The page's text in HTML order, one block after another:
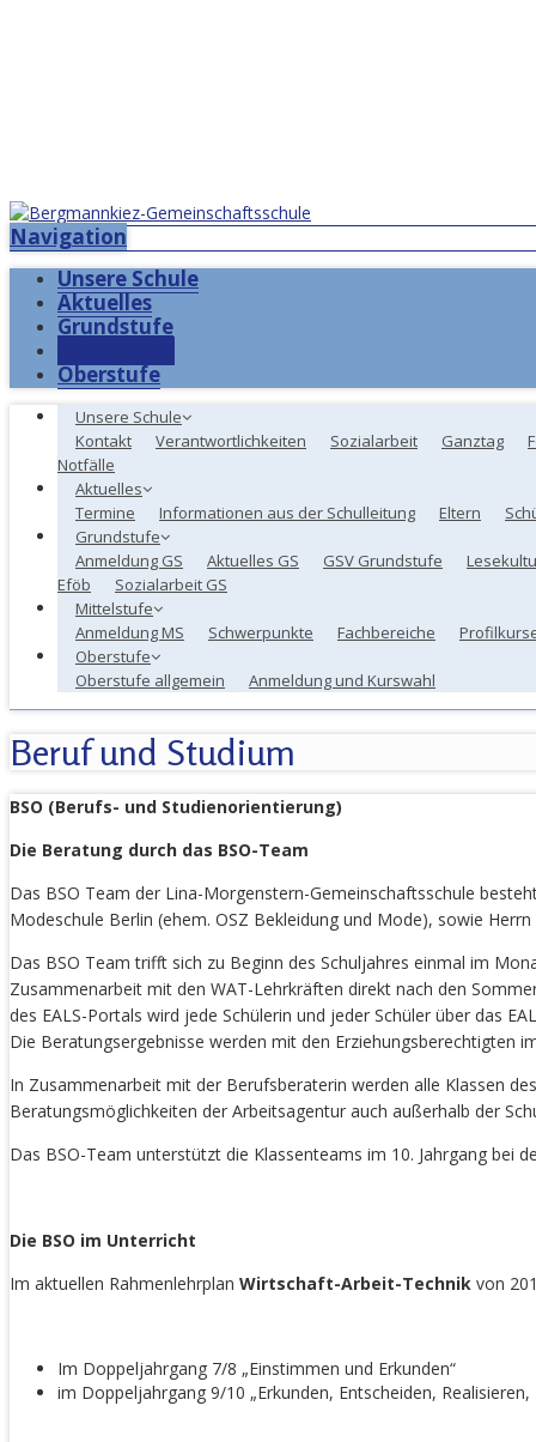
Navigation
Unsere Schule
Aktuelles
Grundstufe
Oberstufe
Unsere Schule
Kontakt
Verantwortlichkeiten Sozialarbeit Ganztag
Notfälle
Aktuelles
Termine
Informationen aus der Schulleitung Eltern
Grundstufe
Anmeldung GS
Aktuelles GS GSV Grundstufe
Eföb
Sozialarbeit GS
Mittelstufe
Anmeldung MS
Schwerpunkte Fachbereiche
Oberstufe
Oberstufe allgemein
Anmeldung und Kurswahl
Beruf und Studium
BSO (Berufs- und Studienorientierung)
Die Beratung durch das BSO-Team
Das BSO Team der Lina-Morgenstern-Gemeinschaftsschule
Modeschule Berlin (ehem. OSZ Bekleidung und Mode), sowie
Das BSO Team trifft sich zu Beginn des Schuljahres einmal im
Zusammenarbeit mit den WAT-Lehrkräften direkt nach den
des EALS-Portals wird jede Schülerin und jeder Schüler über das
Die Beratungsergebnisse werden mit den Erziehungsberechtigten
In Zusammenarbeit mit der Berufsberaterin werden alle Klassen
Beratungsmöglichkeiten der Arbeitsagentur auch außerhalb der
Das BSO-Team unterstützt die Klassenteams im 10. Jahrgang bei
Die BSO im Unterricht
Im aktuellen Rahmenlehrplan Wirtschaft-Arbeit-Technik von
Im Doppeljahrgang 7/8 „Einstimmen und Erkunden“
im Doppeljahrgang 9/10 „Erkunden, Entscheiden,